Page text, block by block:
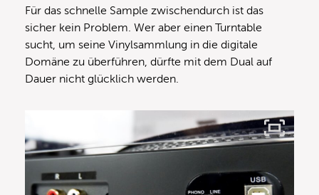
Für das schnelle Sample zwischendurch ist das
sicher kein Problem. Wer aber einen Turntable
sucht, um seine Vinylsammlung in die digitale
Domäne zu überführen, dürfte mit dem Dual auf
Dauer nicht glücklich werden.